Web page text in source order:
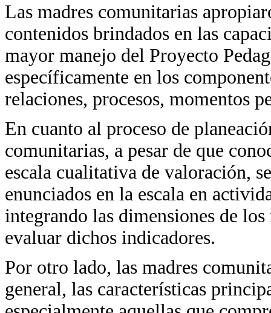
Las madres comunitarias
contenidos brindados en las
mayor manejo del Proyecto
específicamente en los
relaciones, procesos, momentos
En cuanto al proceso de
comunitarias, a pesar de que
escala cualitativa de valoración,
enunciados en la escala en
integrando las dimensiones de
evaluar dichos indicadores.
Por otro lado, las madres
general, las características